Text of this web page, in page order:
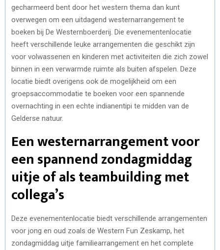
gecharmeerd bent door het western thema dan kunt
overwegen om een uitdagend westernarrangement te
boeken bij De Westernboerderij. Die evenementenlocatie
heeft verschillende leuke arrangementen die geschikt zijn
voor volwassenen en kinderen met activiteiten die zich zowel
binnen in een verwarmde ruimte als buiten afspelen. Deze
locatie biedt overigens ook de mogelijkheid om een
groepsaccommodatie te boeken voor een spannende
overnachting in een echte indianentipi te midden van de
Gelderse natuur.
Een westernarrangement voor
een spannend zondagmiddag
uitje of als teambuilding met
collega’s
Deze evenementenlocatie biedt verschillende arrangementen
voor jong en oud zoals de Western Fun Zeskamp, het
zondagmiddag uitje familiearrangement en het complete